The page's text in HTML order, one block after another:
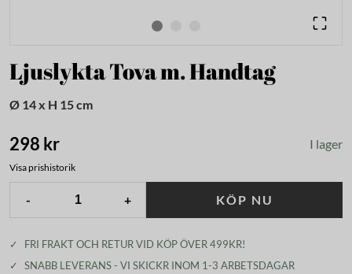
Ljuslykta Tova m. Handtag
Ø 14 x H 15 cm
298 kr I lager
Visa prishistorik
- + KÖP NU
✓
FRI FRAKT OCH RETUR VID KÖP ÖVER 499KR!
✓
SNABB LEVERANS - VI SKICKR INOM 1-3 ARBETSDAGAR